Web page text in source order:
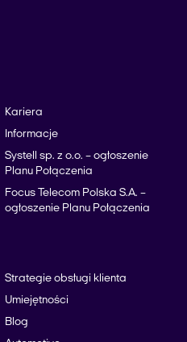
Kariera
Informacje
Systell sp. z o.o. – ogłoszenie
Planu Połączenia
Focus Telecom Polska S.A. –
ogłoszenie Planu Połączenia
Strategie obsługi klienta
Umiejętności
Blog